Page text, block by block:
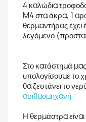
4 καλώδια
M4 στα άκρα, 1
θερμαντήρας
λεγόμενο
Στο κατάστημά
υπολογίσουμε το
θα ζεστάνει το
αριθμομηχανή
Η θερμάστρα